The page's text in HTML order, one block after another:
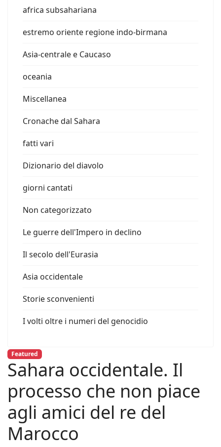
africa subsahariana
estremo oriente regione indo-birmana
Asia-centrale e Caucaso
oceania
Miscellanea
Cronache dal Sahara
fatti vari
Dizionario del diavolo
giorni cantati
Non categorizzato
Le guerre dell'Impero in declino
Il secolo dell'Eurasia
Asia occidentale
Storie sconvenienti
I volti oltre i numeri del genocidio
Featured
Sahara occidentale. Il
processo che non piace
agli amici del re del
Marocco